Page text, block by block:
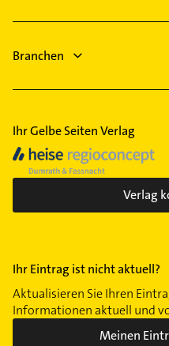
Branchen
Ihr Gelbe Seiten Verlag
Verlag
Ihr Eintrag ist nicht aktuell?
Aktualisieren Sie Ihren
Informationen aktuell und
Meinen